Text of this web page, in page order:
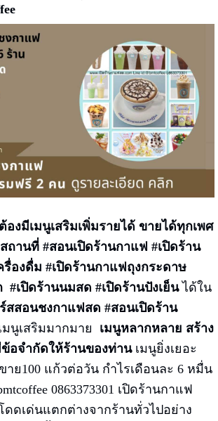
องมีเมนูเสริมเพิ่มรายได้ขายได้ทุกเพศ
ถานที่ #สอนเปิดร้านกาแฟ #เปิดร้าน
รื่องดื่ม #เปิดร้านกาแฟถุงกระดาษ
#เปิดร้านนมสด #เปิดร้านปังเย็นได้ใน
สสอนชงกาแฟสด #สอนเปิดร้าน
นูเสริมมากมาย เมนูหลากหลาย สร้าง
อจำกัดให้ร้านของท่านเมนูยิ่งเยอะ
าย100 แก้วต่อวัน กำไรเดือนละ 6 หมื่น
0863373301 เปิดร้านกาแฟ
ดดเด่นแตกต่างจากร้านทั่วไปอย่าง